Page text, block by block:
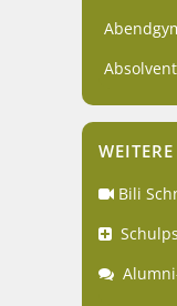
Bili